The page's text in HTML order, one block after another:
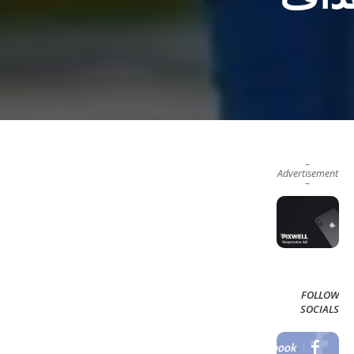
–
Advertisement
–
FOLLOW
SOCIALS
Facebook